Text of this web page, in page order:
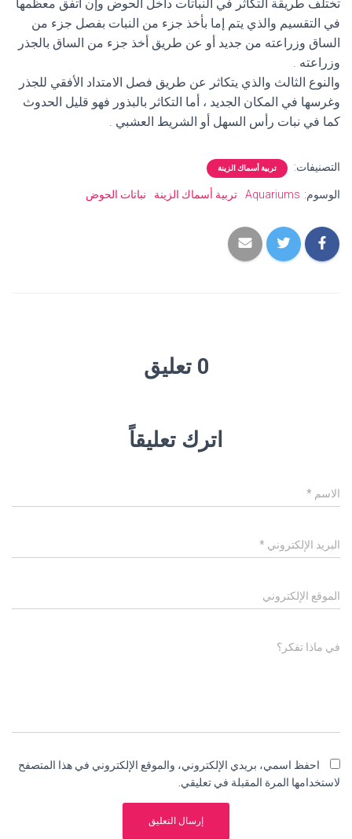
تختلف طريقة التكاثر في النباتات داخل الحوض وإن اتفق معظمها
في التقسيم والذي يتم إما بأخذ جزء من النبات بفصل جزء من
الساق وزراعته من جديد أو عن طريق أخذ جزء من الساق بالجذر
وزراعته .
والنوع الثالث والذي يتكاثر عن طريق فصل الامتداد الأفقي للجذر
وغرسها في المكان الجديد ، أما التكاثر بالبذور فهو قليل الحدوث
كما في نبات رأس السهل أو الشريط العشبي .
التصنيفات: تربية أسماك الزينة
الوسوم: Aquariums تربية أسماك الزينة نباتات الحوض
0 تعليق
اترك تعليقاً
الاسم *
البريد الإلكتروني *
الموقع الإلكتروني
في ماذا تفكر؟
احفظ اسمي، بريدي الإلكتروني، والموقع الإلكتروني في هذا المتصفح
لاستخدامها المرة المقبلة في تعليقي.